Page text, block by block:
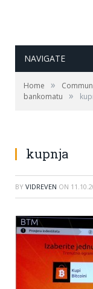
NAVIGATE
Home »
bankomatu
»
kupnja
BY VIDREVEN ON